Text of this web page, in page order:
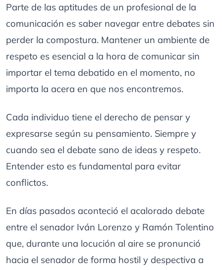
Parte de las aptitudes de un profesional de la
comunicación es saber navegar entre debates sin
perder la compostura. Mantener un ambiente de
respeto es esencial a la hora de comunicar sin
importar el tema debatido en el momento, no
importa la acera en que nos encontremos.
Cada individuo tiene el derecho de pensar y
expresarse según su pensamiento. Siempre y
cuando sea el debate sano de ideas y respeto.
Entender esto es fundamental para evitar
conflictos.
En días pasados aconteció el acalorado debate
entre el senador Iván Lorenzo y Ramón Tolentino
que, durante una locución al aire se pronunció
hacia el senador de forma hostil y despectiva a